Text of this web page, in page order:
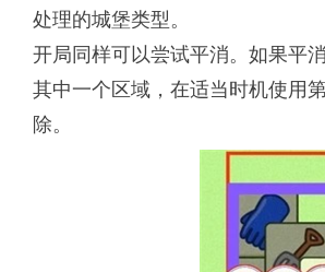
处理的城堡类型。
开局同样可以尝试平消。如果平
其中一个区域，在适当时机使用
除。